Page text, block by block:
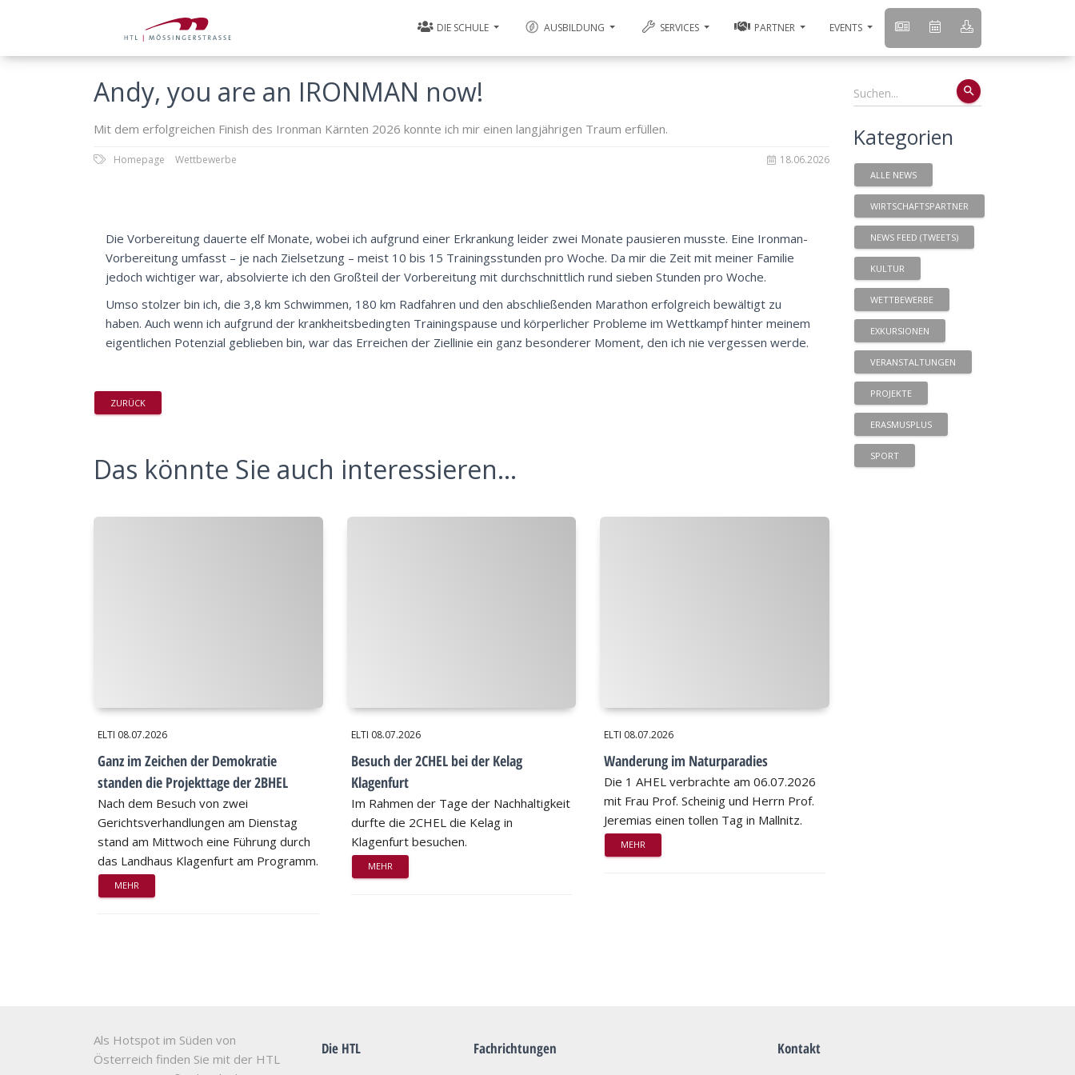
DIE SCHULE AUSBILDUNG SERVICES PARTNER EVENTS
Andy, you are an IRONMAN now!
Mit dem erfolgreichen Finish des Ironman Kärnten 2026 konnte ich mir einen langjährigen Traum erfüllen.
18.06.2026
Homepage Wettbewerbe
Die Vorbereitung dauerte elf Monate, wobei ich aufgrund einer Erkrankung leider zwei Monate pausieren musste. Eine Ironman-
Vorbereitung umfasst – je nach Zielsetzung – meist 10 bis 15 Trainingsstunden pro Woche. Da mir die Zeit mit meiner Familie
jedoch wichtiger war, absolvierte ich den Großteil der Vorbereitung mit durchschnittlich rund sieben Stunden pro Woche.
Umso stolzer bin ich, die 3,8 km Schwimmen, 180 km Radfahren und den abschließenden Marathon erfolgreich bewältigt zu
haben. Auch wenn ich aufgrund der krankheitsbedingten Trainingspause und körperlicher Probleme im Wettkampf hinter meinem
eigentlichen Potenzial geblieben bin, war das Erreichen der Ziellinie ein ganz besonderer Moment, den ich nie vergessen werde.
ZURÜCK
Das könnte Sie auch interessieren...
ELTI 08.07.2026
Ganz im Zeichen der Demokratie
standen die Projekttage der 2BHEL
Nach dem Besuch von zwei
Gerichtsverhandlungen am Dienstag
stand am Mittwoch eine Führung durch
das Landhaus Klagenfurt am Programm.
MEHR
ELTI 08.07.2026
Besuch der 2CHEL bei der Kelag
Klagenfurt
Im Rahmen der Tage der Nachhaltigkeit
durfte die 2CHEL die Kelag in
Klagenfurt besuchen.
MEHR
ELTI 08.07.2026
Wanderung im Naturparadies
Die 1 AHEL verbrachte am 06.07.2026
mit Frau Prof. Scheinig und Herrn Prof.
Jeremias einen tollen Tag in Mallnitz.
MEHR
search
Kategorien
ALLE NEWS
WIRTSCHAFTSPARTNER
NEWS FEED (TWEETS)
KULTUR
WETTBEWERBE
EXKURSIONEN
VERANSTALTUNGEN
PROJEKTE
ERASMUSPLUS
SPORT
Als Hotspot im Süden von
Österreich finden Sie mit der HTL
Die HTL Fachrichtungen Kontakt